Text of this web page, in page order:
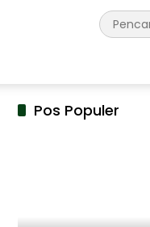
Pos Populer